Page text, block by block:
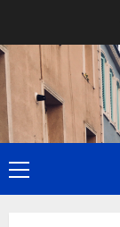
content
Primary
Menu